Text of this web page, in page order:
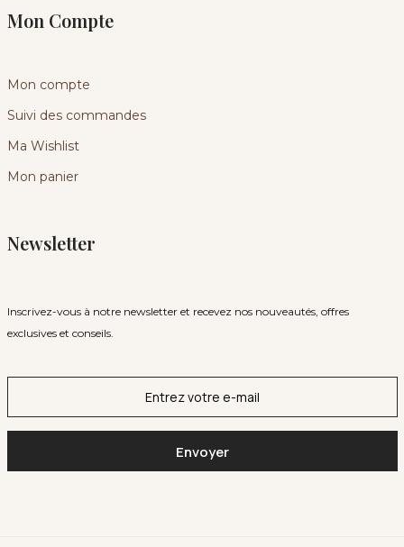
Mon Compte
Mon compte
Suivi des commandes
Ma Wishlist
Mon panier
Newsletter
Inscrivez-vous à notre newsletter et recevez nos nouveautés, offres
exclusives et conseils.